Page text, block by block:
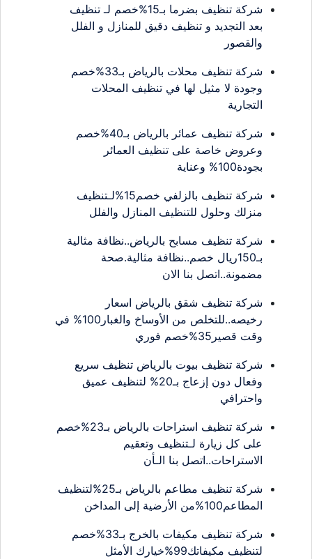
شركة تنظيف بضرما بـ15%خصم لـ تنظيف
بعد التجديد و تنظيف دقيق للمنازل و الفلل
والقصور
شركة تنظيف محلات بالرياض بـ33%خصم
وجودة لا مثيل لها في تنظيف المحلات
التجارية
شركة تنظيف عمائر بالرياض بـ40%خصم
وعروض خاصة على تنظيف العمائر
بجودة100% وعناية
شركة تنظيف بالزلفي خصم15%لـتنظيف
منزلك وحلول للتنظيف المنازل والفلل
شركة تنظيف مسابح بالرياض..نظافة مثالية
بـ150ريال خصم..نظافة مثالية.صحة
مضمونة..اتصل بنا الان
شركة تنظيف شقق بالرياض اسعار
رخيصه..للتخلص من الأوساخ والغبار100% في
وقت قصير35%خصم فوري
شركة تنظيف بيوت بالرياض تنظيف سريع
وفعال دون إزعاج بـ20% لتنظيف عميق
واحترافي
شركة تنظيف استراحات بالرياض بـ23%خصم
على كل زيارة لـتنظيف وتعقيم
الاستراحات..اتصل بنا الـأن
شركة تنظيف مطاعم بالرياض بـ25%لتنظيف
المطاعم100%من الأرضية إلى المداخن
شركة تنظيف مكيفات بالخرج بـ33%خصم
لتنظيف مكيفاتك99%خيارك الأمثل